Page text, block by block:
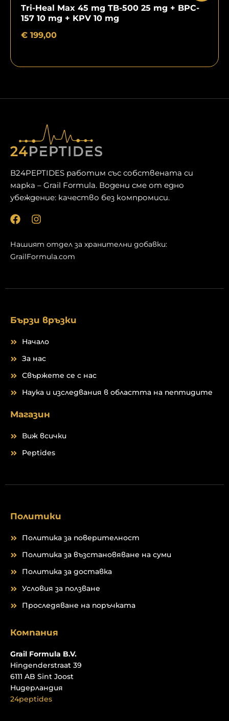
Tri-Heal Max 45 mg TB-500 25 mg + BPC-
157 10 mg + KPV 10 mg
€ 199,00
Бързи връзки
Начало
За нас
Свържете се с нас
Наука и изследвания в областта на пептидите
Магазин
Виж всички
Peptides
В24PEPTIDES работим със собствената си
марка – Grail Formula. Водени сме от едно
убеждение: качество без компромиси.
Ф
й
с
б
И
т
а
а
Нашият отдел за хранителни добавки:
GrailFormula.com
Политики
Политика за поверителност
Политика за възстановяване на суми
Политика за доставка
Условия за ползване
Проследяване на поръчката
Компания
Grail Formula B.V.
Hingenderstraat 39
6111 AB Sint Joost
Нидерландия
24peptides